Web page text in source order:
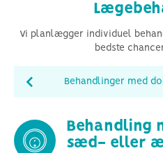
Vi planlægger individuel
bedste
Behandlinger med
Behandling
sæd- eller